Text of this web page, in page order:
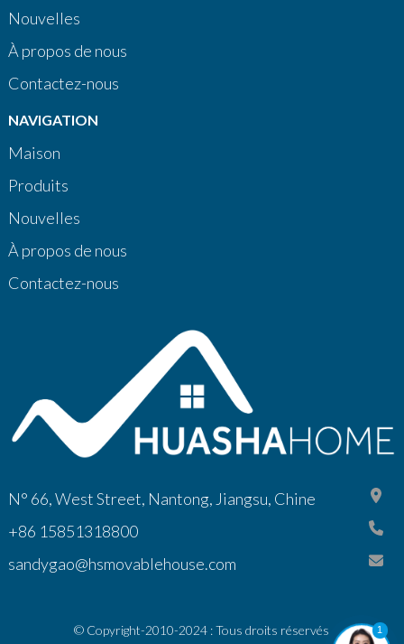
Nouvelles
À propos de nous
Contactez-nous
NAVIGATION
Maison
Produits
Nouvelles
À propos de nous
Contactez-nous
N° 66, West Street, Nantong, Jiangsu, Chine
+86 15851318800
sandygao@hsmovablehouse.com
© Copyright-2010-2024 : Tous droits réservés 1